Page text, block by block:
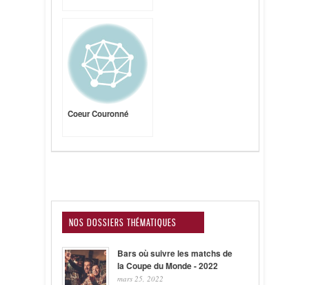
Coeur Couronné
NOS DOSSIERS THÉMATIQUES
Bars où suivre les matchs de
la Coupe du Monde - 2022
mars 25, 2022